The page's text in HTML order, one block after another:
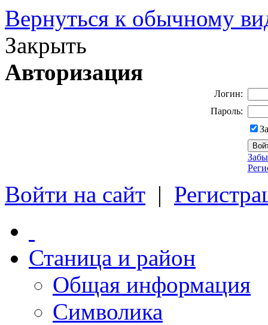
Вернуться к обычному
Закрыть
Авторизация
Логин:
Пароль:
Войти на сайт |
Станица и район
Общая информация
Символика